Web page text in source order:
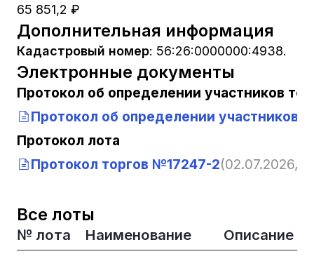
65 851,2 ₽
Дополнительная информация
Кадастровый номер: 56:26:0000000:4938.
Электронные документы
Протокол об определении участников
Протокол об определении участников
Протокол лота
Протокол торгов №17247-2(02.07.2026,
Все лоты
№ лота Наименование Описание